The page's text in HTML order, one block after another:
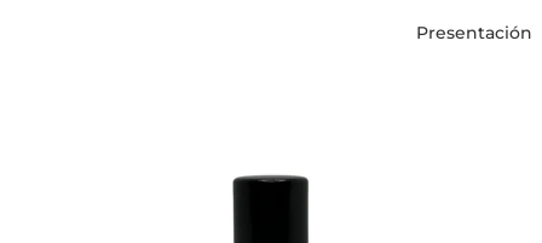
Presentación